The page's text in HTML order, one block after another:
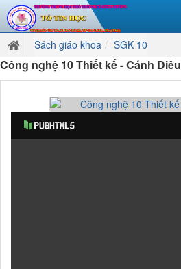
Sách giáo khoa SGK 10
Công nghệ 10 Thiết kế - Cánh Diều